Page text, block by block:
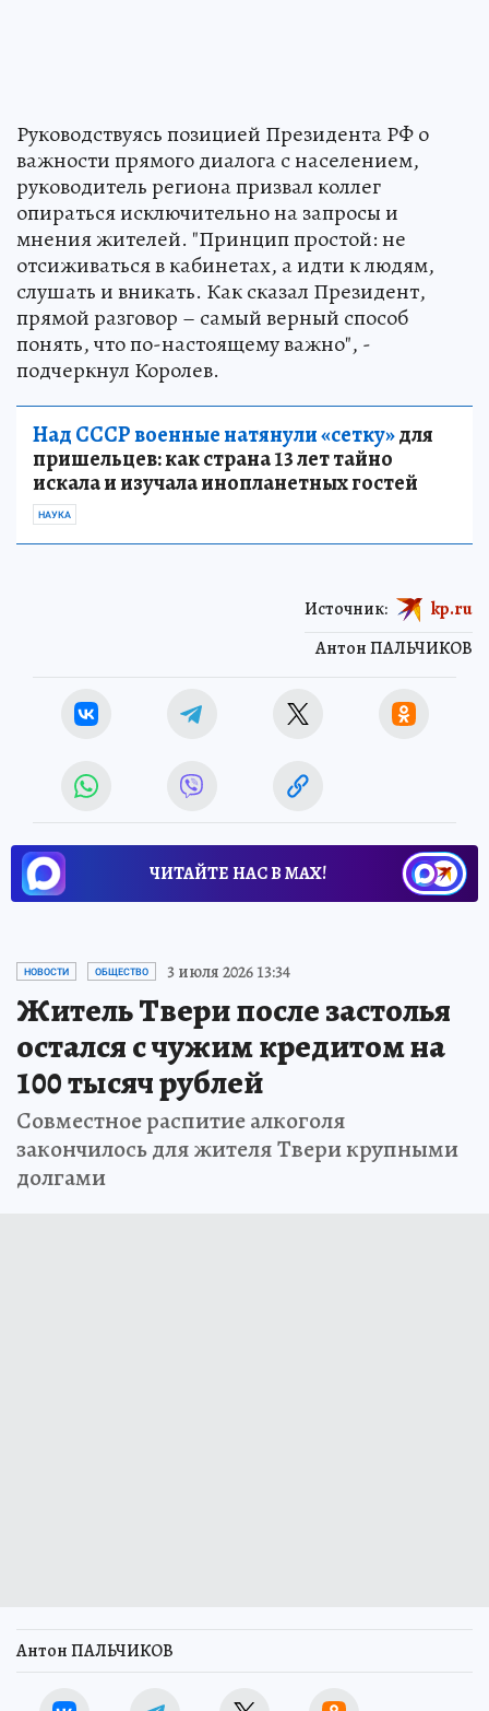
Руководствуясь позицией Президента РФ о
важности прямого диалога с населением,
руководитель региона призвал коллег
опираться исключительно на запросы и
мнения жителей. "Принцип простой: не
отсиживаться в кабинетах, а идти к людям,
слушать и вникать. Как сказал Президент,
прямой разговор – самый верный способ
понять, что по-настоящему важно", -
подчеркнул Королев.
Над СССР военные натянули «сетку»для
пришельцев: как страна 13 лет тайно
искала и изучала инопланетных гостей
НАУКА
Антон ПАЛЬЧИКОВ
Источник: kp.ru
ЧИТАЙТЕ НАС В МАХ!
НОВОСТИ ОБЩЕСТВО 3 июля 2026 13:34
Житель Твери после застолья
остался с чужим кредитом на
100 тысяч рублей
Совместное распитие алкоголя
закончилось для жителя Твери крупными
долгами
Антон ПАЛЬЧИКОВ